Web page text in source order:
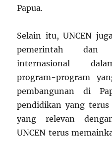
Papua.
Selain itu, UNCEN
pemerintah dan
internasional
program-program
pembangunan di
pendidikan yang
yang relevan
UNCEN terus